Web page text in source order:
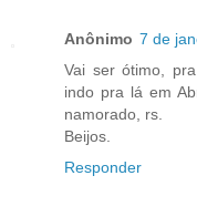
Anônimo 7 de
Vai ser ótimo,
indo pra lá em
namorado, rs.
Beijos.
Responder